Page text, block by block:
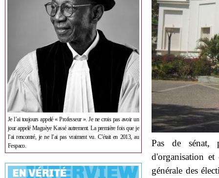
Je l’ai toujours appelé « Professeur ». Je ne crois pas avoir un
jour appelé Maguèye Kassé autrement. La première fois que je
l’ai rencontré, je ne l’ai pas vraiment vu. C’était en 2013, au
Fespaco.
Pas de sénat,
d'organisation et
générale des